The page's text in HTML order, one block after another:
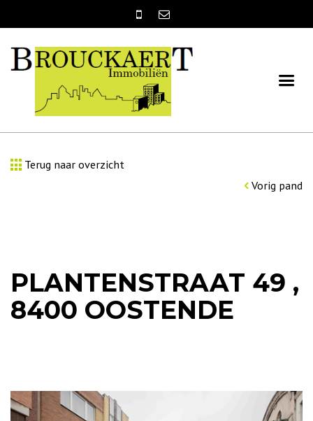
Terug naar overzicht
Vorig pand
PLANTENSTRAAT 49 ,
8400 OOSTENDE